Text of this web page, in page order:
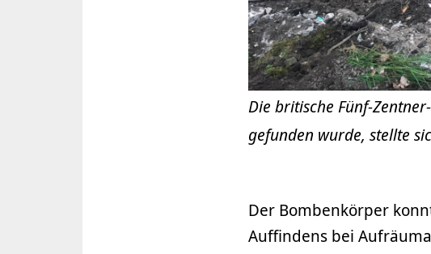
Die britische Fünf-
gefunden wurde, stellte
Der Bombenkörper
Auffindens bei